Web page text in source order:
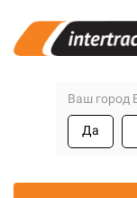
Ваш город
Да